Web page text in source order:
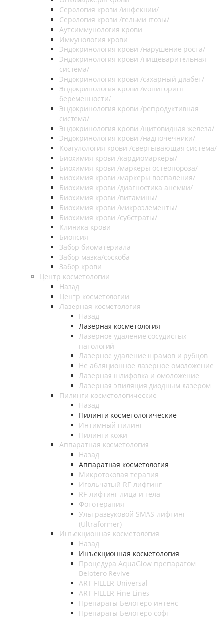
Серология крови /инфекции/
Серология крови /гельминтозы/
Аутоиммунология крови
Иммунология крови
Эндокринология крови /нарушение роста/
Эндокринология крови /пищеварительная
система/
Эндокринология крови /сахарный диабет/
Эндокринология крови /мониторинг
беременности/
Эндокринология крови /репродуктивная
система/
Эндокринология крови /щитовидная железа/
Эндокринология крови /надпочечники/
Коагулология крови /свертывающая система/
Биохимия крови /кардиомаркеры/
Биохимия крови /маркеры остеопороза/
Биохимия крови /маркеры воспаления/
Биохимия крови /диагностика анемии/
Биохимия крови /витамины/
Биохимия крови /микроэлементы/
Биохимия крови /субстраты/
Клиника крови
Биопсия
Забор биоматериала
Забор мазка/соскоба
Забор крови
Центр косметологии
Назад
Центр косметологии
Лазерная косметология
Назад
Лазерная косметология
Лазерное удаление сосудистых
патологий
Лазерное удаление шрамов и рубцов
Не абляционное лазерное омоложение
Лазерная шлифовка и омоложение
Лазерная эпиляция диодным лазером
Пилинги косметологические
Назад
Пилинги косметологические
Интимный пилинг
Пилинги кожи
Аппаратная косметология
Назад
Аппаратная косметология
Микротоковая терапия
Игольчатый RF-лифтинг
RF-лифтинг лица и тела
Фототерапия
Ультразвуковой SMAS-лифтинг
(Ultraformer)
Инъекционная косметология
Назад
Инъекционная косметология
Процедура AquaGlow препаратом
Belotero Revive
ART FILLER Universal
ART FILLER Fine Lines
Препараты Белотеро интенс
Препараты Белотеро софт